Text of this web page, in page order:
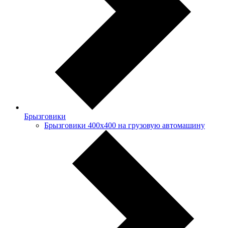
Брызговики
Брызговики 400х400 на грузовую автомашину